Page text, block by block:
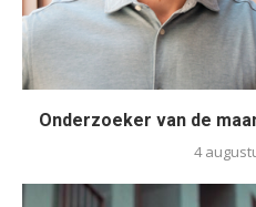
Onderzoeker van de
4